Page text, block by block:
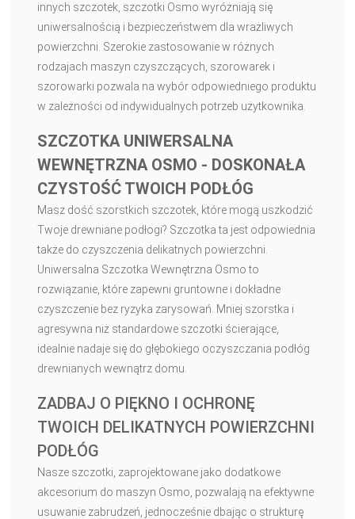
innych szczotek, szczotki Osmo wyróżniają się
uniwersalnością i bezpieczeństwem dla wrażliwych
powierzchni. Szerokie zastosowanie w różnych
rodzajach maszyn czyszczących, szorowarek i
szorowarki pozwala na wybór odpowiedniego produktu
w zależności od indywidualnych potrzeb użytkownika.
SZCZOTKA UNIWERSALNA
WEWNĘTRZNA OSMO - DOSKONAŁA
CZYSTOŚĆ TWOICH PODŁÓG
Masz dość szorstkich szczotek, które mogą uszkodzić
Twoje drewniane podłogi? Szczotka ta jest odpowiednia
także do czyszczenia delikatnych powierzchni.
Uniwersalna Szczotka Wewnętrzna Osmo to
rozwiązanie, które zapewni gruntowne i dokładne
czyszczenie bez ryzyka zarysowań. Mniej szorstka i
agresywna niż standardowe szczotki ścierające,
idealnie nadaje się do głębokiego oczyszczania podłóg
drewnianych wewnątrz domu.
ZADBAJ O PIĘKNO I OCHRONĘ
TWOICH DELIKATNYCH POWIERZCHNI
PODŁÓG
Nasze szczotki, zaprojektowane jako dodatkowe
akcesorium do maszyn Osmo, pozwalają na efektywne
usuwanie zabrudzeń, jednocześnie dbając o strukturę